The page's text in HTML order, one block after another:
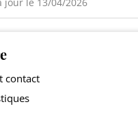
contact